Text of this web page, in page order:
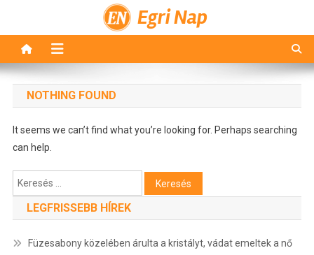
Egri Nap
NOTHING FOUND
It seems we can’t find what you’re looking for. Perhaps searching
can help.
Keresés:
LEGFRISSEBB HÍREK
Füzesabony közelében árulta a kristályt, vádat emeltek a nő